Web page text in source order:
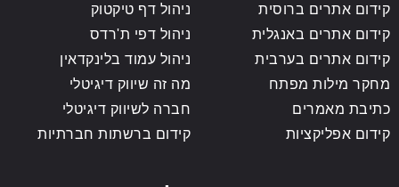
קידום אתרים ברוסית
קידום אתרים באנגלית
קידום אתרים בערבית
מחקר מילות מפתח
כתיבת מאמרים
קידום אפליקציות
ניהול דף טיקטוק
ניהול דפי ת'רדס
ניהול עמוד בלינקדאין
מה זה שיווק דיגיטלי
חברה לשיווק דיגיטלי
קידום ברשתות חברתיות